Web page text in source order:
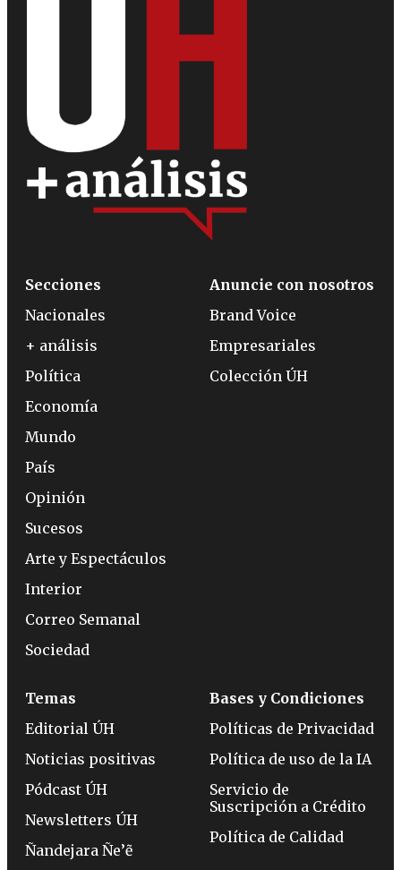
Secciones
Nacionales
+ análisis
Política
Economía
Mundo
País
Opinión
Sucesos
Arte y Espectáculos
Interior
Correo Semanal
Sociedad
Anuncie con nosotros
Brand Voice
Empresariales
Colección ÚH
Temas
Editorial ÚH
Noticias positivas
Pódcast ÚH
Newsletters ÚH
Ñandejara Ñe’ẽ
Bases y Condiciones
Políticas de Privacidad
Política de uso de la IA
Servicio de
Suscripción a Crédito
Política de Calidad